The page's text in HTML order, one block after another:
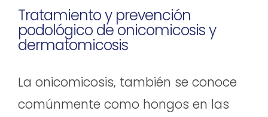
Tratamiento y prevención
podológico de onicomicosis y
dermatomicosis
La onicomicosis, también se conoce
comúnmente como hongos en las